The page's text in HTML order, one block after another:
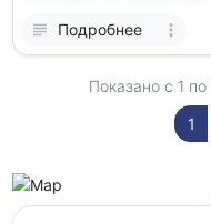
Подробнее
Показано с 1 по
1